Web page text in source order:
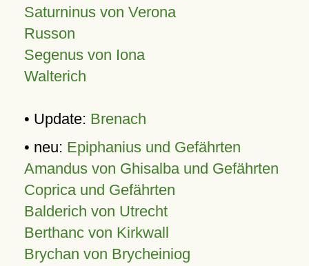
Saturninus von Verona
Russon
Segenus von Iona
Walterich
• Update: Brenach
• neu: Epiphanius und Gefährten
Amandus von Ghisalba und Gefährten
Coprica und Gefährten
Balderich von Utrecht
Berthanc von Kirkwall
Brychan von Brycheiniog